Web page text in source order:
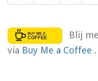
Blij
via Buy Me a Coffee .